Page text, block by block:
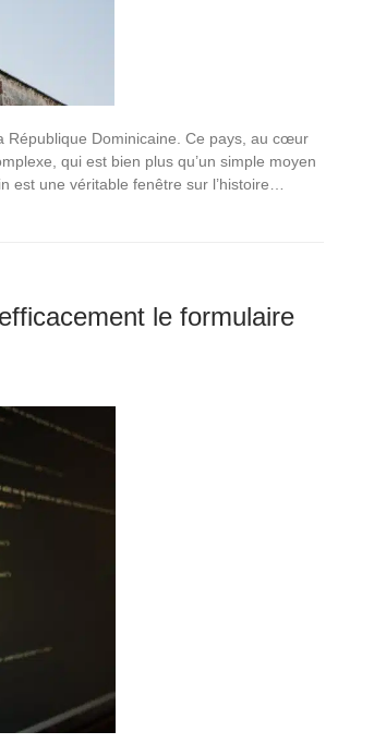
République Dominicaine. Ce pays, au cœur
qui est bien plus qu’un simple moyen
est une véritable fenêtre sur l’histoire…
le formulaire